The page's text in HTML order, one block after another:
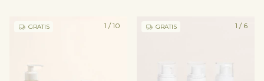
1 /10
GRATIS 1 / 6
GRATIS